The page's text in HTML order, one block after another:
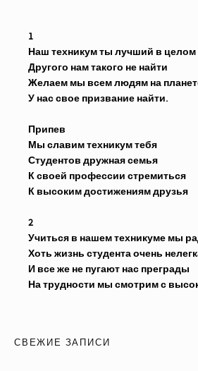
1
Наш техникум ты лучший в целом
Другого нам такого не найти
Желаем мы всем людям на
У нас свое призвание найти.
Припев
Мы славим техникум тебя
Студентов дружная семья
К своей профессии стремиться
К высоким достижениям друзья
2
Учиться в нашем техникуме мы
Хоть жизнь студента очень
И все же не пугают нас преграды
На трудности мы смотрим с
СВЕЖИЕ ЗАПИСИ